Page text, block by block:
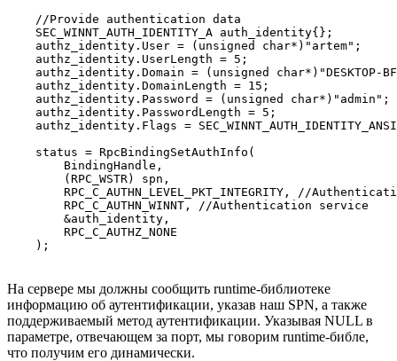
    //Provide authentication data
    SEC_WINNT_AUTH_IDENTITY_A auth_identity{};
    authz_identity.User = (unsigned char*)"artem";
    authz_identity.UserLength = 5;
authz_identity.Domain = (unsigned char*)"DESKTOP-
    authz_identity.DomainLength = 15;
    authz_identity.Password = (unsigned char*)"admin";
    authz_identity.PasswordLength = 5;
authz_identity.Flags =
    status = RpcBindingSetAuthInfo(
        BindingHandle,
        (RPC_WSTR) spn,
RPC_C_AUTHN_LEVEL_PKT_INTEGRITY, //
        RPC_C_AUTHN_WINNT, //Authentication service
        &auth_identity,
        RPC_C_AUTHZ_NONE
    );
На сервере мы должны сообщить runtime-библиотеке
информацию об аутентификации, указав наш SPN, а также
поддерживаемый метод аутентификации. Указывая NULL в
параметре, отвечающем за порт, мы говорим runtime-библе,
что получим его динамически.